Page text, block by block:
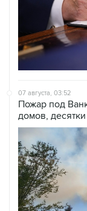
07 августа, 03:52
Пожар под
домов,